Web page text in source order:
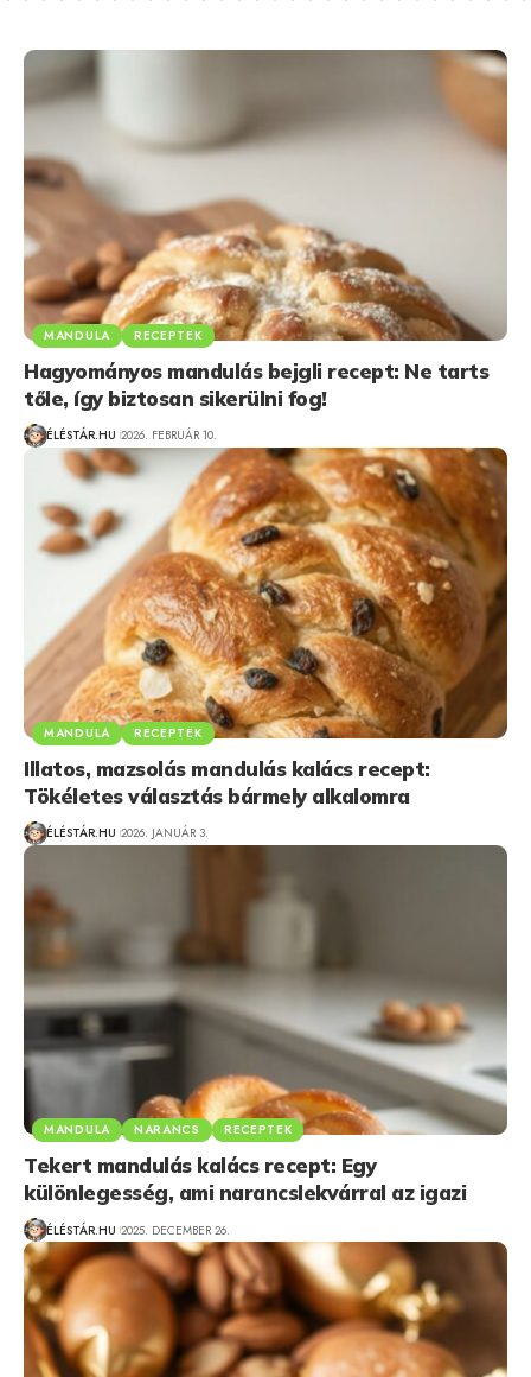
MANDULA RECEPTEK
Hagyományos mandulás bejgli recept: Ne tarts
tőle, így biztosan sikerülni fog!
ÉLÉSTÁR.HU 2026. FEBRUÁR 10.
MANDULA RECEPTEK
Illatos, mazsolás mandulás kalács recept:
Tökéletes választás bármely alkalomra
ÉLÉSTÁR.HU 2026. JANUÁR 3.
MANDULA NARANCS RECEPTEK
Tekert mandulás kalács recept: Egy
különlegesség, ami narancslekvárral az igazi
ÉLÉSTÁR.HU 2025. DECEMBER 26.